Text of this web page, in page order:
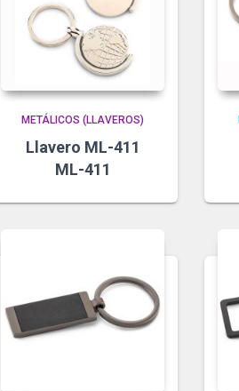
METÁLICOS (LLAVEROS)
Llavero ML-411
ML-411